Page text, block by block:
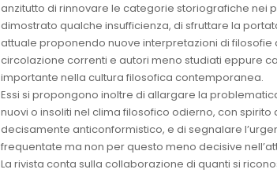
anzitutto di rinnovare le categorie storiografiche nei
dimostrato qualche insufficienza, di sfruttare la
attuale proponendo nuove interpretazioni di filosofie
circolazione correnti e autori meno studiati eppure
importante nella cultura filosofica contemporanea.
Essi si propongono inoltre di allargare la
nuovi o insoliti nel clima filosofico odierno, con
decisamente anticonformistico, e di segnalare
frequentate ma non per questo meno decisive
La rivista conta sulla collaborazione di quanti si